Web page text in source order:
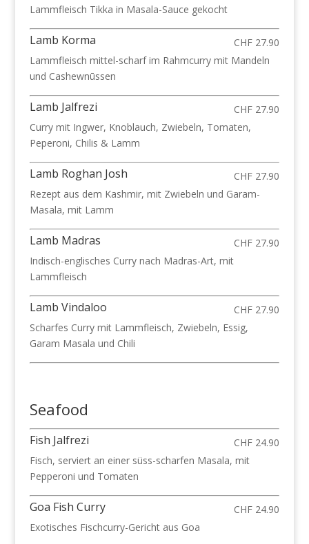
Lammfleisch Tikka in Masala-Sauce gekocht
Lamb Korma
CHF 27.90
Lammfleisch mittel-scharf im Rahmcurry mit Mandeln
und Cashewnūssen
Lamb Jalfrezi
CHF 27.90
Curry mit Ingwer, Knoblauch, Zwiebeln, Tomaten,
Peperoni, Chilis & Lamm
Lamb Roghan Josh
CHF 27.90
Rezept aus dem Kashmir, mit Zwiebeln und Garam-
Masala, mit Lamm
Lamb Madras
CHF 27.90
Indisch-englisches Curry nach Madras-Art, mit
Lammfleisch
Lamb Vindaloo
CHF 27.90
Scharfes Curry mit Lammfleisch, Zwiebeln, Essig,
Garam Masala und Chili
Seafood
Fish Jalfrezi
CHF 24.90
Fisch, serviert an einer süss-scharfen Masala, mit
Pepperoni und Tomaten
Goa Fish Curry
CHF 24.90
Exotisches Fischcurry-Gericht aus Goa